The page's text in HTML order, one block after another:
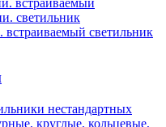
светильник
встраиваемый светильник
нестандартных
круглые, кольцевые,